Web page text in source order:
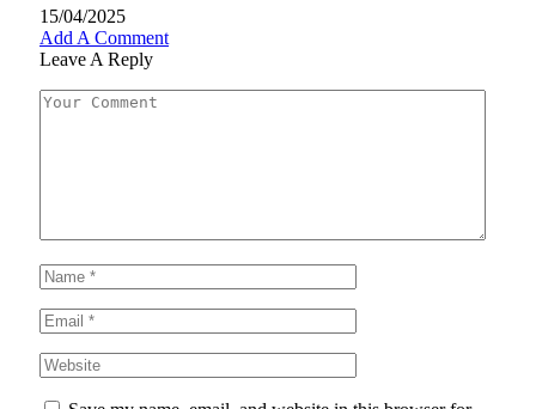
15/04/2025
Add A Comment
Leave A Reply